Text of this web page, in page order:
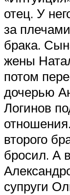
отец. У
за
брака.
жены
потом
дочерью
Логинов
второго
бросил. А
супруги